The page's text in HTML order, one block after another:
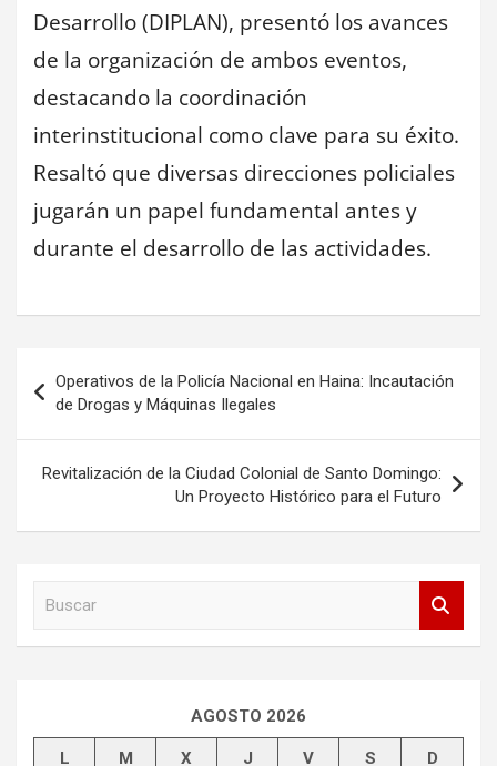
Desarrollo (DIPLAN), presentó los avances
de la organización de ambos eventos,
destacando la coordinación
interinstitucional como clave para su éxito.
Resaltó que diversas direcciones policiales
jugarán un papel fundamental antes y
durante el desarrollo de las actividades.
Navegación
de
entradas
Operativos de la Policía Nacional en Haina: Incautación
de Drogas y Máquinas Ilegales
Revitalización de la Ciudad Colonial de Santo Domingo:
Un Proyecto Histórico para el Futuro
AGOSTO 2026
L M X J V S D